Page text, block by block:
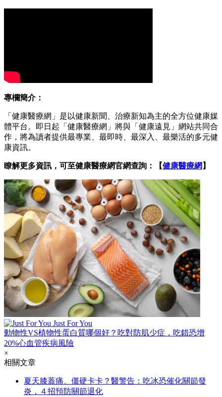
專欄簡介：
「健康醫療網」是以健康新聞、治療新知為主的全方位健康媒
體平台。即日起「健康醫療網」將與「健康遠見」網站共同合
作，將為讀者提供最專業、最即時、最深入、最樂活的多元健
康資訊。
瞭解更多資訊，可至健康醫療網官網查詢：【健康醫療網 】
Just For You
動物性VS植物性蛋白質哪個好？吃對防肌少症，吃錯恐增
20%心血管疾病風險
×
相關文章
夏天膝蓋痛、僵硬卡卡？醫警告：吃冰恐催化關節發
炎，４招預防關節退化